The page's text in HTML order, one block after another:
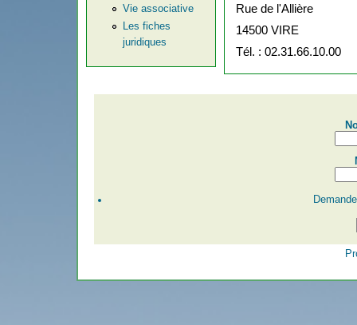
Vie associative
Les fiches
juridiques
Rue de l'Allière
14500 VIRE
Tél. : 02.31.66.10.00